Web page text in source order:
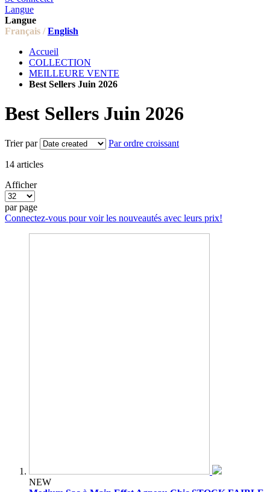
Langue
Langue
Français / English
Accueil
COLLECTION
MEILLEURE VENTE
Best Sellers Juin 2026
Best Sellers Juin 2026
Trier par Par ordre croissant
14 articles
Afficher
par page
Connectez-vous pour voir les nouveautés avec leurs prix!
NEW